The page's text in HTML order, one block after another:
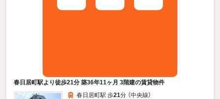
春日居町駅より徒歩21分 築36年11ヶ月 3階建の賃貸物件
春日居町駅 歩21分 （中央線）